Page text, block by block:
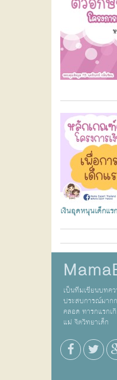
เงินอุดหนุนเด็กแร
เป็นทีมเขียนบทค
ประสบการณ์มาก
คลอด ทารกแรกเ
แม่ จิตวิทยาเด็ก